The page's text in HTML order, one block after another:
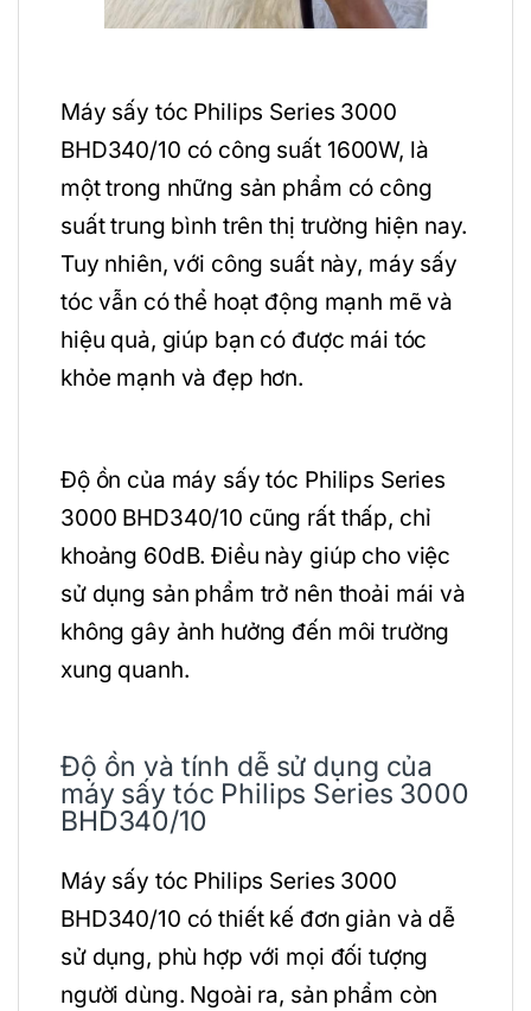
Máy sấy tóc Philips Series 3000
BHD340/10 có công suất 1600W, là
một trong những sản phẩm có công
suất trung bình trên thị trường hiện nay.
Tuy nhiên, với công suất này, máy sấy
tóc vẫn có thể hoạt động mạnh mẽ và
hiệu quả, giúp bạn có được mái tóc
khỏe mạnh và đẹp hơn.
Độ ồn của máy sấy tóc Philips Series
3000 BHD340/10 cũng rất thấp, chỉ
khoảng 60dB. Điều này giúp cho việc
sử dụng sản phẩm trở nên thoải mái và
không gây ảnh hưởng đến môi trường
xung quanh.
Độ ồn và tính dễ sử dụng của
máy sấy tóc Philips Series 3000
BHD340/10
Máy sấy tóc Philips Series 3000
BHD340/10 có thiết kế đơn giản và dễ
sử dụng, phù hợp với mọi đối tượng
người dùng. Ngoài ra, sản phẩm còn